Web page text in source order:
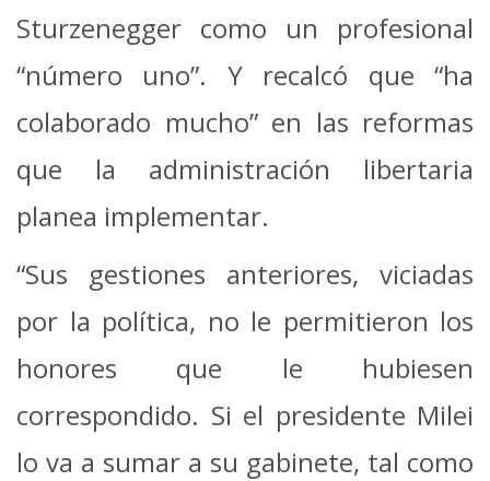
Sturzenegger como un profesional
“número uno”. Y recalcó que “ha
colaborado mucho” en las reformas
que la administración libertaria
planea implementar.
“Sus gestiones anteriores, viciadas
por la política, no le permitieron los
honores que le hubiesen
correspondido. Si el presidente Milei
lo va a sumar a su gabinete, tal como